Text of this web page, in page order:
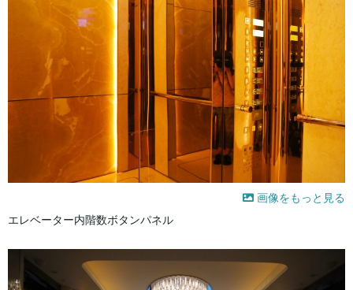
画像をもっと見る
エレベーター内階数ボタンパネル